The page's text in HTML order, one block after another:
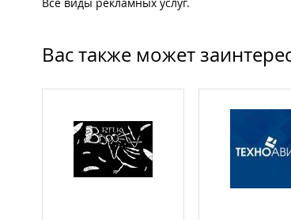
Вас также может